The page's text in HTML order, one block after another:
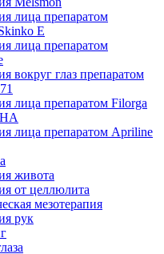
лица препаратом
E
лица препаратом
вокруг глаз препаратом
лица препаратом Filorga
лица препаратом Apriline
живота
от целлюлита
мезотерапия
рук